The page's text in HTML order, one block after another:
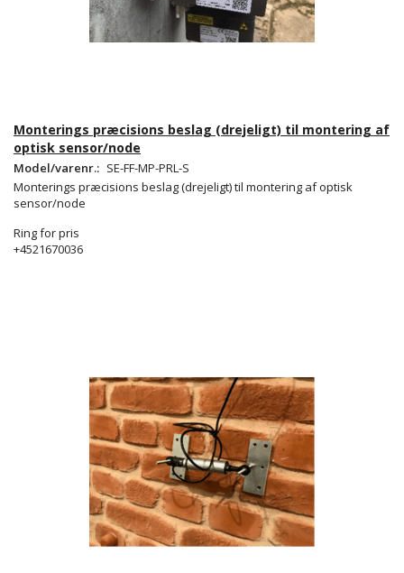
Monterings præcisions beslag (drejeligt) til montering af
optisk sensor/node
Model/varenr.: SE-FF-MP-PRL-S
Monterings præcisions beslag (drejeligt) til montering af optisk
sensor/node
Ring for pris
+4521670036